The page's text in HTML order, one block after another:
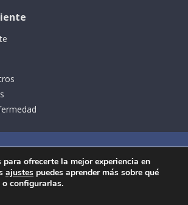
ofrecerte la mejor experiencia en
ajustes puedes aprender más sobre qué
configurarlas.